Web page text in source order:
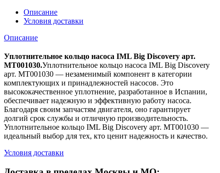
Описание
Условия доставки
Описание
Уплотнительное кольцо насоса IML Big Discovery арт.
MT001030.Уплотнительное кольцо насоса IML Big Discovery
арт. MT001030 — незаменимый компонент в категории
комплектующих и принадлежностей насосов. Это
высококачественное уплотнение, разработанное в Испании,
обеспечивает надежную и эффективную работу насоса.
Благодаря своим запчастям двигателя, оно гарантирует
долгий срок службы и отличную производительность.
Уплотнительное кольцо IML Big Discovery арт. MT001030 —
идеальный выбор для тех, кто ценит надежность и качество.
Условия доставки